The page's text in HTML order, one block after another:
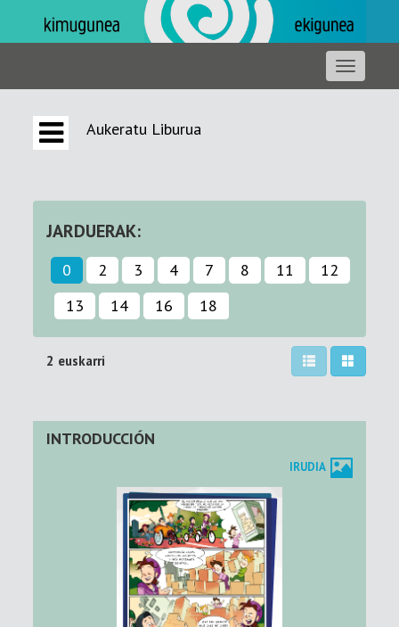
Aukeratu Liburua
JARDUERAK:
0 2 3 4 7 8 11
12
13
14 16 18
2 euskarri
INTRODUCCIÓN
IRUDIA